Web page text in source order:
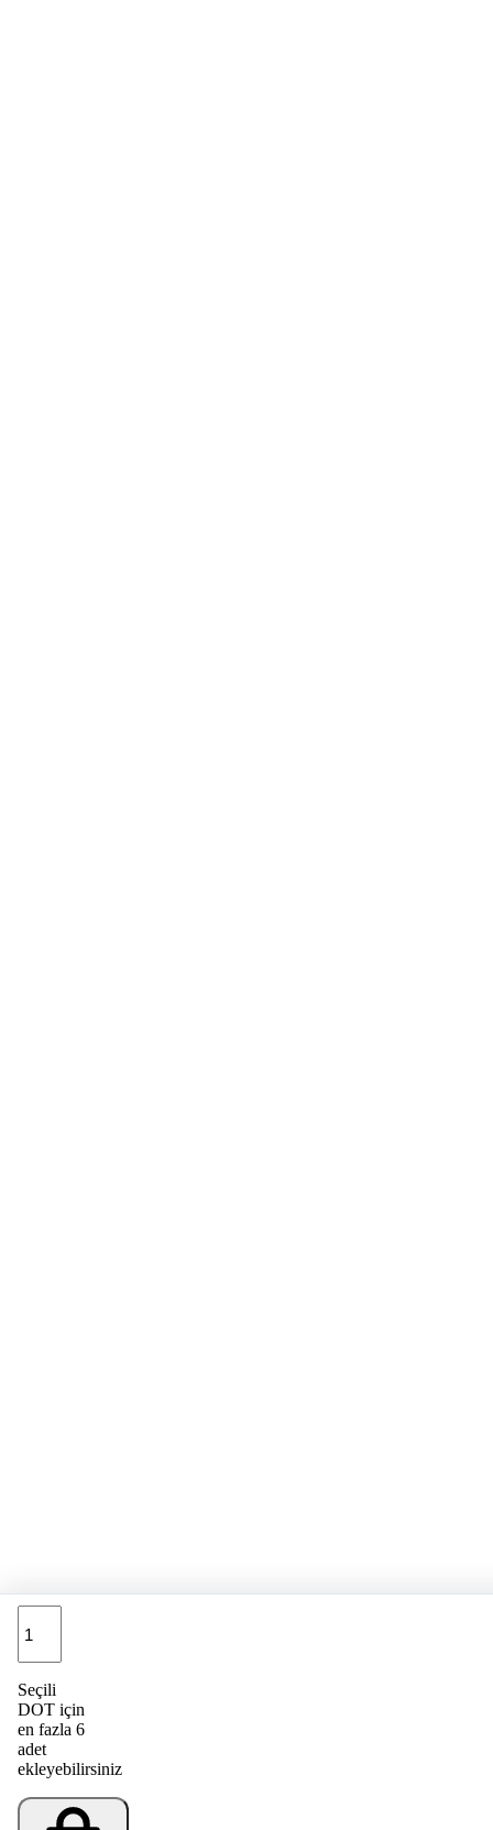
Seçili
DOT için
en fazla 6
adet
ekleyebilirsiniz